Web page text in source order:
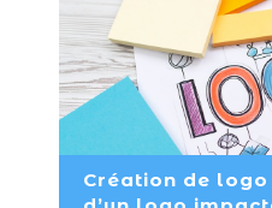
Création de